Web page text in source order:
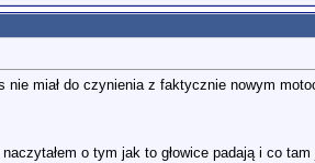
miał do czynienia z faktycznie nowym
o tym jak to głowice padają i co